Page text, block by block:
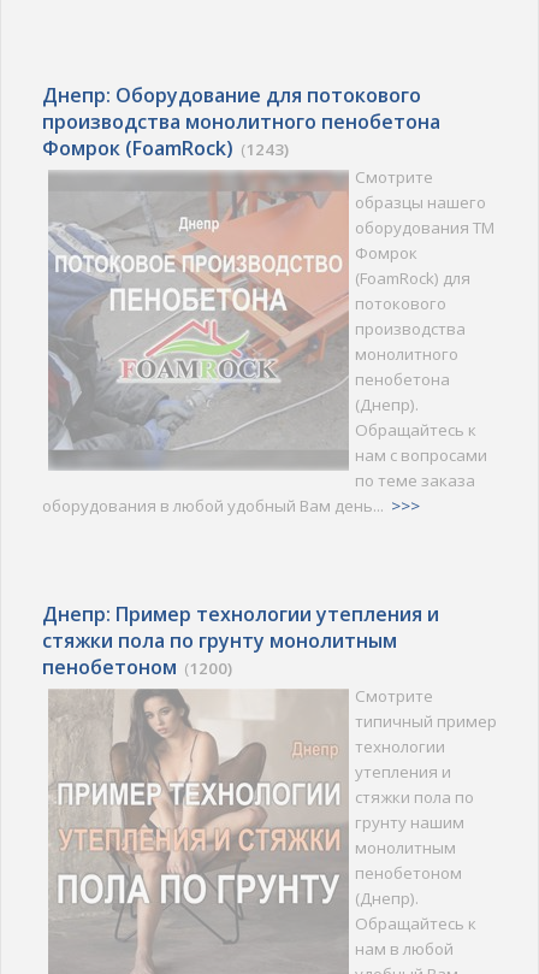
Днепр: Оборудование для потокового
производства монолитного пенобетона
Фомрок (FoamRock) (1243)
Смотрите
образцы нашего
оборудования ТМ
Фомрок
(FoamRock) для
потокового
производства
монолитного
пенобетона
(Днепр).
Обращайтесь к
нам с вопросами
по теме заказа
оборудования в любой удобный Вам день... >>>
Днепр: Пример технологии утепления и
стяжки пола по грунту монолитным
пенобетоном (1200)
Смотрите
типичный пример
технологии
утепления и
стяжки пола по
грунту нашим
монолитным
пенобетоном
(Днепр).
Обращайтесь к
нам в любой